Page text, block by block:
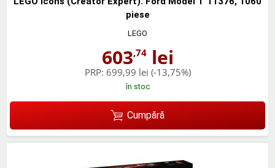
piese
LEGO
603,74lei
PRP: 699,99 lei (-13,75%)
în stoc
Cumpără